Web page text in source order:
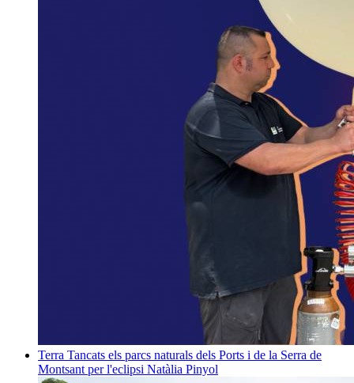
Terra Tancats els parcs naturals dels Ports i de la Serra de
Montsant per l'eclipsi Natàlia Pinyol